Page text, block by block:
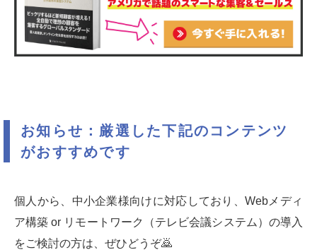
お知らせ：厳選した下記のコンテンツ
がおすすめです
個人から、中小企業様向けに対応しており、Webメディ
ア構築 or リモートワーク（テレビ会議システム）の導入
をご検討の方は、ぜひどうぞ🙇‍